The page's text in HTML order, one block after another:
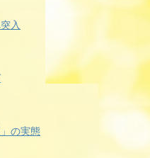
入
の実態